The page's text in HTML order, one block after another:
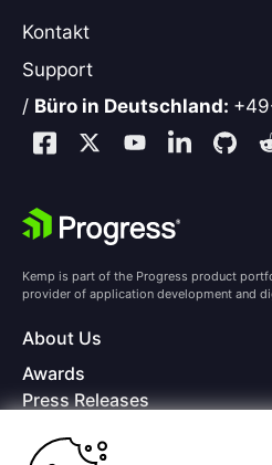
Kontakt
Support
/ Büro in Deutschland:
Kemp is part of the Progress product
provider of application development and
About Us
Awards
Press Releases
Careers